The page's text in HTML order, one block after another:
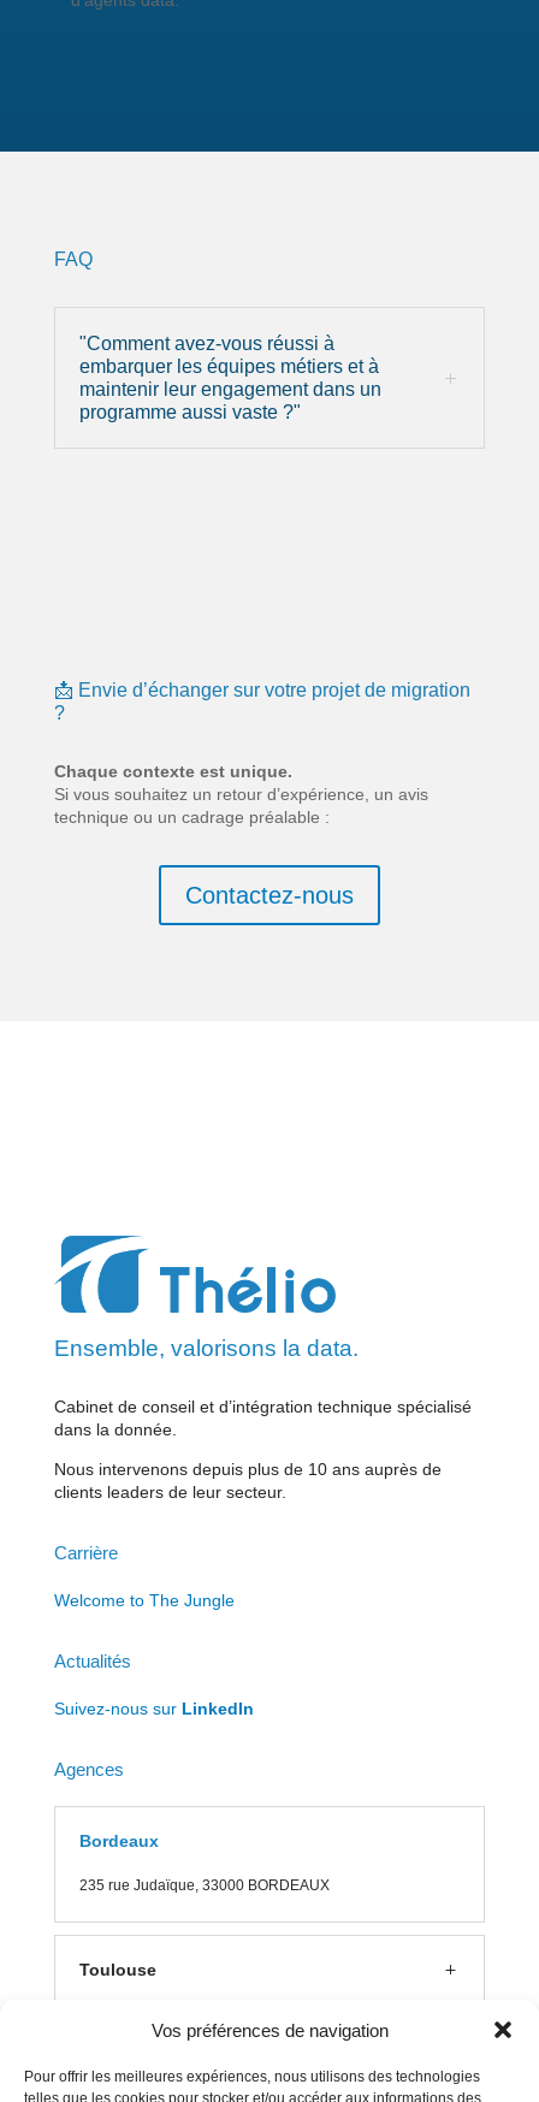
Vos préférences de navigation
Pour offrir les meilleures expériences, nous utilisons des technologies
telles que les cookies pour stocker et/ou accéder aux informations des
FAQ
"Comment avez-vous réussi à
embarquer les équipes métiers et à
maintenir leur engagement dans un
programme aussi vaste ?"
📩 Envie d’échanger sur votre projet de migration
?
Chaque contexte est unique.
Si vous souhaitez un retour d’expérience, un avis
technique ou un cadrage préalable :
Contactez-nous
Ensemble, valorisons la data.
Cabinet de conseil et d’intégration technique spécialisé
dans la donnée.
Nous intervenons depuis plus de 10 ans auprès de
clients leaders de leur secteur.
Carrière
Welcome to The Jungle
Actualités
Suivez-nous sur LinkedIn
Agences
Bordeaux
235 rue Judaïque, 33000 BORDEAUX
Toulouse